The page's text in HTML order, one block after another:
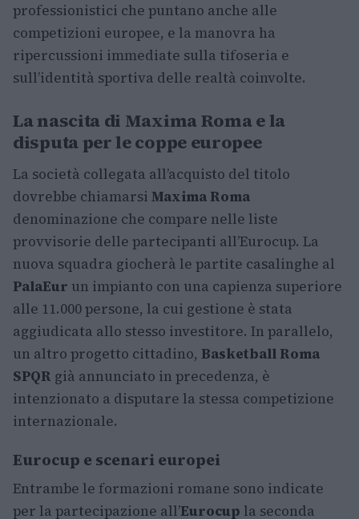
professionistici che puntano anche alle
competizioni europee, e la manovra ha
ripercussioni immediate sulla tifoseria e
sull’identità sportiva delle realtà coinvolte.
La nascita di Maxima Roma e la
disputa per le coppe europee
La società collegata all’acquisto del titolo
dovrebbe chiamarsi Maxima Roma
denominazione che compare nelle liste
provvisorie delle partecipanti all’Eurocup. La
nuova squadra giocherà le partite casalinghe al
PalaEur un impianto con una capienza superiore
alle 11.000 persone, la cui gestione è stata
aggiudicata allo stesso investitore. In parallelo,
un altro progetto cittadino, Basketball Roma
SPQR già annunciato in precedenza, è
intenzionato a disputare la stessa competizione
internazionale.
Eurocup e scenari europei
Entrambe le formazioni romane sono indicate
per la partecipazione all’Eurocup la seconda